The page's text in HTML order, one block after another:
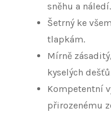
sněhu a náledí.
Šetrný ke
tlapkám.
Mírně
kyselých
Kompetentní
přirozenému